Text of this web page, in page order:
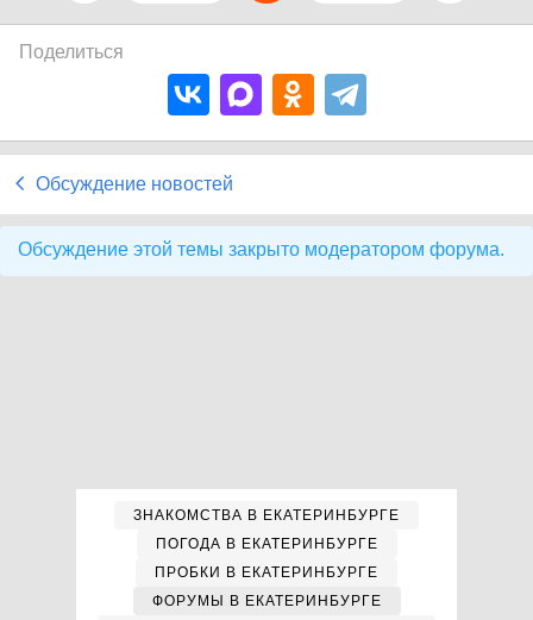
Поделиться
Обсуждение новостей
Обсуждение этой темы закрыто модератором форума.
ЗНАКОМСТВА В ЕКАТЕРИНБУРГЕ
ПОГОДА В ЕКАТЕРИНБУРГЕ
ПРОБКИ В ЕКАТЕРИНБУРГЕ
ФОРУМЫ В ЕКАТЕРИНБУРГЕ